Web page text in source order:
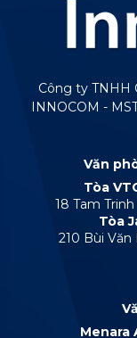
Công ty TNHH
INNOCOM -
Văn
Tòa
18 Tam
Tòa
210 Bùi Văn
Menara